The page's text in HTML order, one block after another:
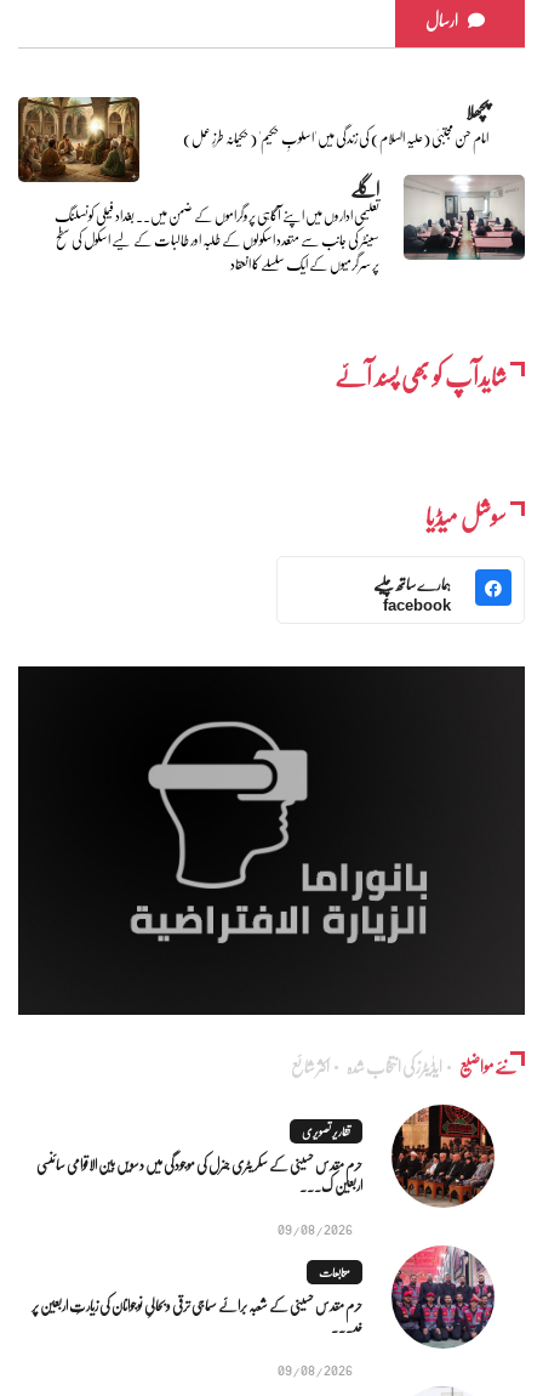
ارسال
پچھلا
امام حسن مجتبیٰ (علیہ السلام) کی زندگی میں 'اسلوبِ حکیم' (حکیمانہ طرزِ عمل)
اگلے
تعلیمی اداروں میں اپنے آگاہی پروگراموں کے ضمن میں۔۔ بغداد فیملی کونسلنگ
سینٹر کی جانب سے متعدد اسکولوں کے طلبہ اور طالبات کے لیے اسکول کی سطح
پر سرگرمیوں کے ایک سلسلے کا انعقاد
شایدآپ کو بھی پسند آئے
سوشل میڈیا
ہمارے ساتھ چلیے
facebook
نئے مواضیع ایڈٰیٹرز کی انتخاب شدہ اکثر شائع
تقاریر تصویری
حرم مقدس حسینی کے سکریٹری جنرل کی موجودگی میں دسویں بین الاقوامی سائنسی
اربعین ک...
09/08/2026
متابعات
حرم مقدس حسینی کے شعبہ برائے سماجی ترقی و بحالیِ نوجوانان کی زیارتِ اربعین پر
خد...
09/08/2026